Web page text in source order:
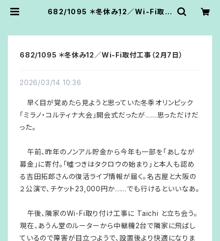
682/1095 ＊冬休み12／Wi-Fi取付
682/1095 ＊冬休み12／Wi-Fi取付工事（2月7日）
2026/03/14 10:36
早く目が覚めたら見ようと思っていた冬季オリンピック
「ミラノ・コルティナ大会」開会式だったが……思っただけだ
った。
午前、昨年のノンアル貯金から今年も一部を「あしなが
募金」に寄付。「噓つきはタクロウの始まり」と本人も認め
る吉田拓郎さんの復活ライブ情報が届く。名古屋と大阪の
２公演で、チケット23,000円か……でも行けるといいなあ。
午後、隣家のWi-Fi取り付け工事に Taichi と立ち会う。
現在、あうん堂のルーターから中継機2台で隣家に飛ばし
ているので障害が目立つようで、設置後より快適になりま